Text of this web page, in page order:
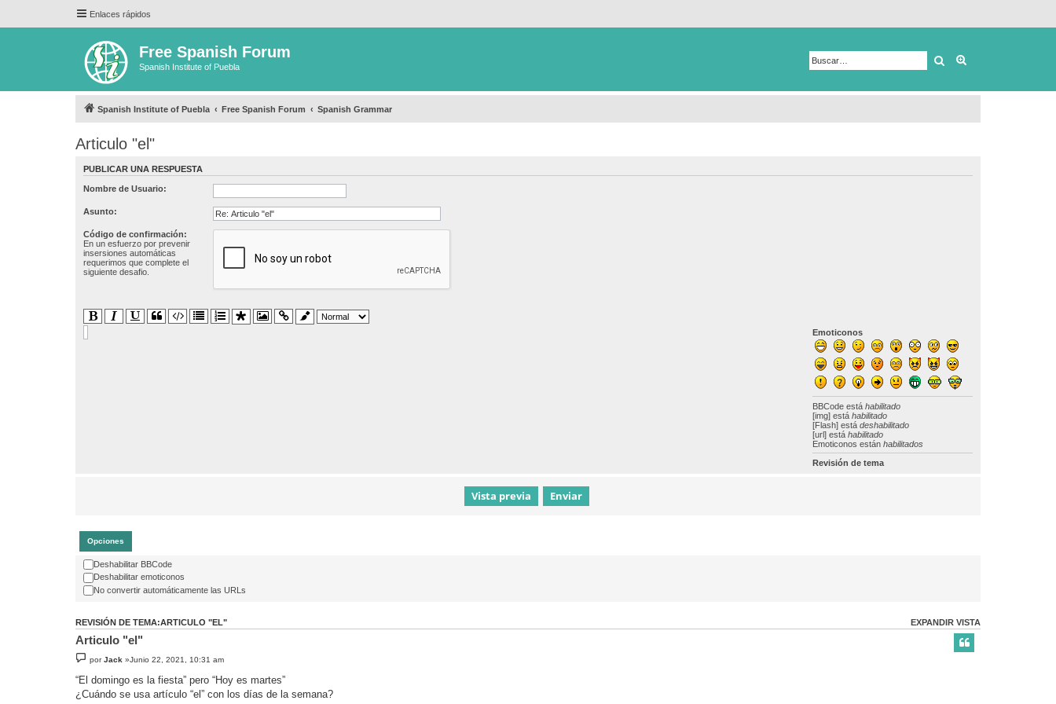
Enlaces rápidos
Free Spanish Forum
Spanish Institute of Puebla Buscar
Spanish Institute of Puebla Free Spanish Forum Spanish Grammar
Articulo "el"
PUBLICAR UNA RESPUESTA
Nombre de Usuario:
Asunto:
Código de confirmación:
En un esfuerzo por prevenir
insersiones automáticas
requerimos que complete el
siguiente desafio.
Emoticonos
BBCode estáhabilitado
[img] estáhabilitado
[Flash] estádeshabilitado
[url] estáhabilitado
Emoticonos estánhabilitados
Revisión de tema
Opciones
Deshabilitar BBCode
Deshabilitar emoticonos
No convertir automáticamente las URLs
EXPANDIR VISTA
REVISIÓN DE TEMA:ARTICULO "EL"
Articulo "el"
porJack »Junio 22, 2021, 10:31 am
“El domingo es la fiesta” pero “Hoy es martes”
¿Cuándo se usa artículo “el” con los días de la semana?